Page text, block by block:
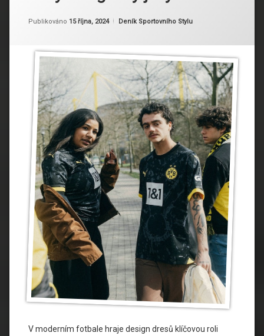
Publikováno 15 října, 2024
Aktualizováno 21 října, 2024
Od Ruby
Kategorie:
Deník Sportovního Stylu
V moderním fotbale hraje design dresů klíčovou roli